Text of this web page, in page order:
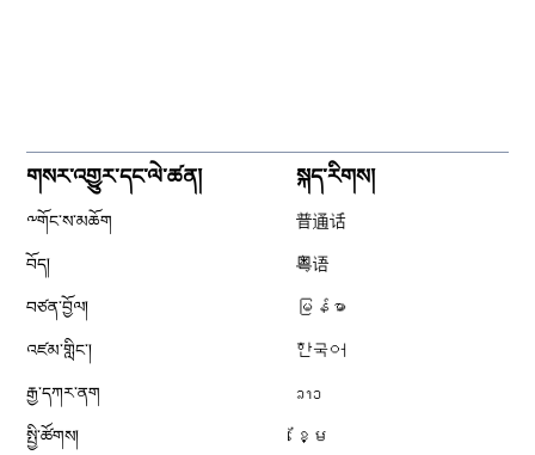
གསར་འགྱུར་དང་ལེ་ཚན།
༸གོང་ས་མཆོག
བོད།
བཙན་བྱོལ།
འཛམ་གླིང༌།
རྒྱ་དཀར་ནག
སྤྱི་ཚོགས།
སྐད་རིགས།
普通话
粤语
မြန်မာ
한국어
ລາວ
ខ្មែ